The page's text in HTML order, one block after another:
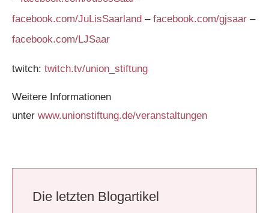
facebook.com/JuLisSaarland – facebook.com/gjsaar –
facebook.com/LJSaar
twitch: twitch.tv/union_stiftung
Weitere Informationen
unter www.unionstiftung.de/veranstaltungen
Die letzten Blogartikel